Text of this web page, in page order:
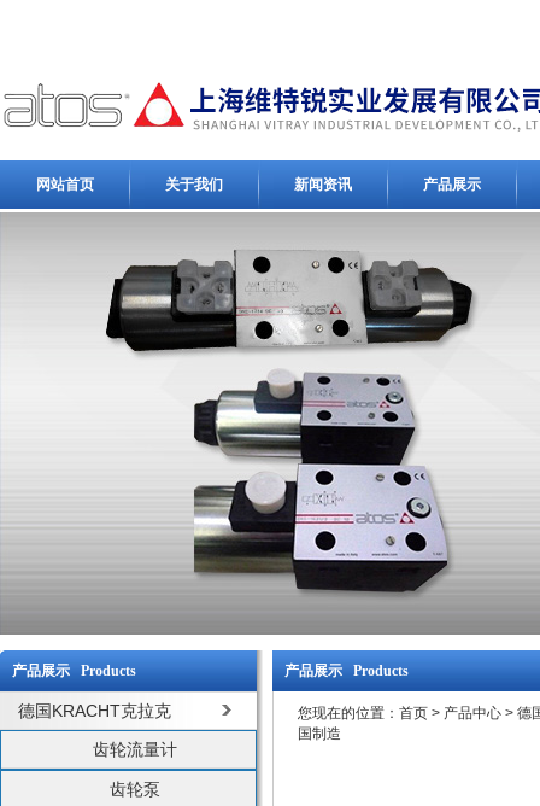
网站首页 关于我们 新闻资讯 产品展示
产品展示 Products
德国KRACHT克拉克
齿轮流量计
齿轮泵
产品展示 Products
您现在的位置： 首页 > 产品中心 > 德
国制造